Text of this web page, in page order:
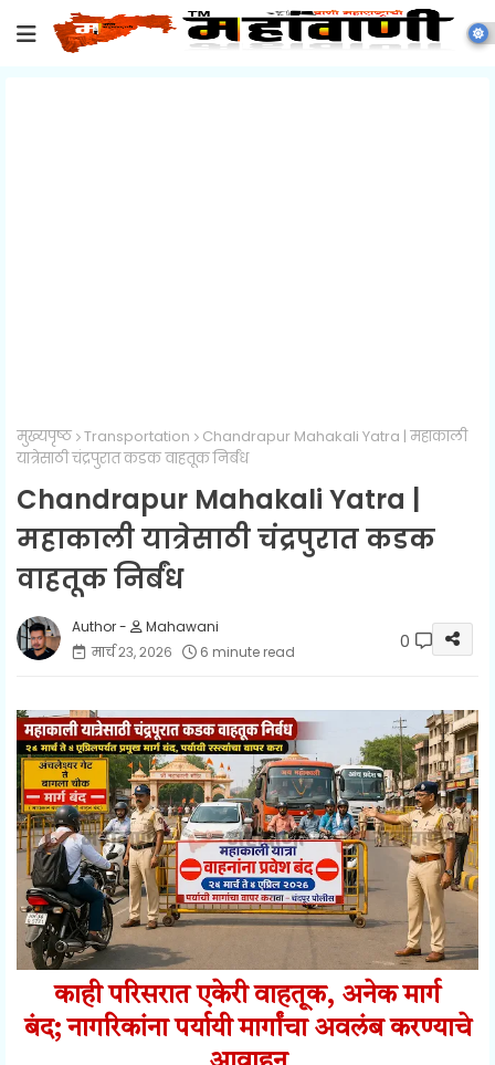
मुख्यपृष्ठ Transportation
Chandrapur Mahakali Yatra | महाकाली
यात्रेसाठी चंद्रपुरात कडक वाहतूक निर्बंध
Chandrapur Mahakali Yatra |
महाकाली यात्रेसाठी चंद्रपुरात कडक
वाहतूक निर्बंध
Mahawani
मार्च २३, २०२६
6 minute read 0
काही परिसरात एकेरी वाहतूक, अनेक मार्ग
बंद;नागरिकांना पर्यायी मार्गांचा अवलंब करण्याचे